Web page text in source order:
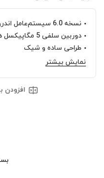
نسخه 6.0 سیستم‌عامل اندروید – مارشمالو (Marshmallow)
دوربین سلفی 5 مگاپیکسل همراه با فلش صفحه نمایش
طراحی ساده و شیک
نمایش بیشتر
افزودن